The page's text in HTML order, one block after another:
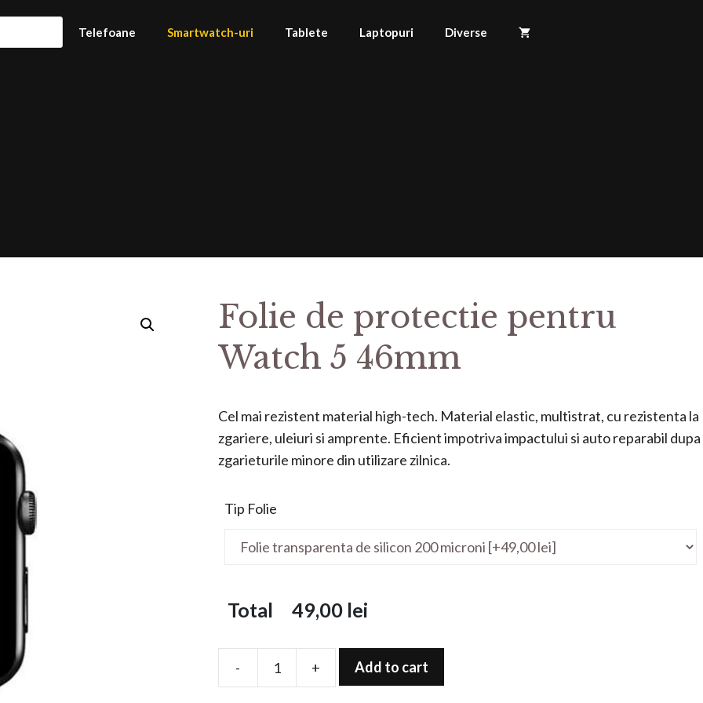
Telefoane Smartwatch-uri Tablete Laptopuri Diverse
Folie de protectie pentru
Watch 5 46mm
Cel mai rezistent material high-tech. Material elastic, multistrat, cu rezistenta la
zgariere, uleiuri si amprente. Eficient impotriva impactului si auto reparabil dupa
zgarieturile minore din utilizare zilnica.
Tip Folie
Total 49,00lei
- + Add to cart